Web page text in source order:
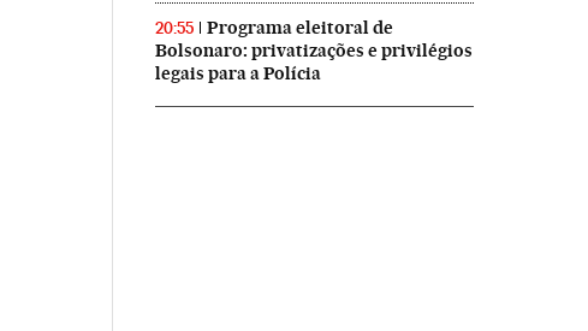
20:55
Programa eleitoral de
Bolsonaro: privatizações e privilégios
legais para a Polícia